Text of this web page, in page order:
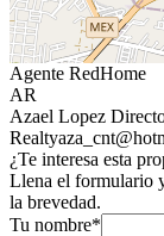
Agente RedHome
AR
Azael Lopez
Realty
¿Te interesa esta
Llena el formulario
la brevedad.
Tu nombre*